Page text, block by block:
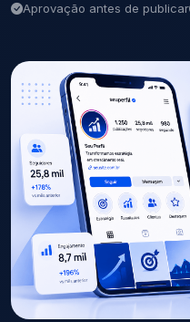
Aprovação antes de publicar